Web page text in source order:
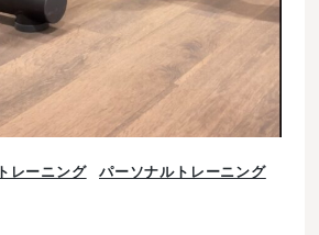
トレーニング
パーソナルトレーニング